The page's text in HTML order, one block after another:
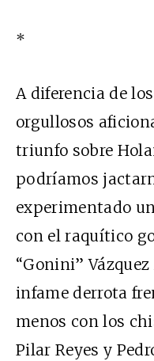
*
A diferencia de
orgullosos
triunfo sobre
podríamos
experimentado
con el raquítico
“Gonini”
infame derrota
menos con los
Pilar Reyes y